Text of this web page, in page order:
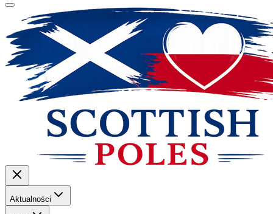
Aktualności